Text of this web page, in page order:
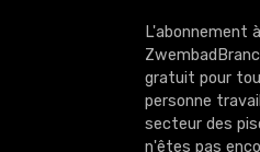
L'abonnement à
gratuit pour
personne
secteur des
n'êtes pas